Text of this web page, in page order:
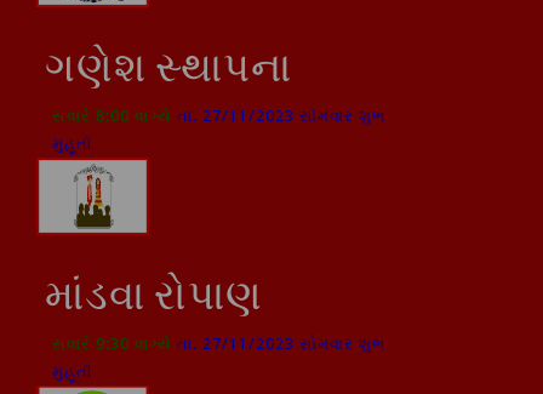
ગણેશ સ્થાપના
સવારે 8:00 વાગ્યે તા. 27/11/2023 સોમવાર શુભ
મુહૂતૉ
માંડવા રોપાણ
સવારે 9:30 વાગ્યે તા. 27/11/2023 સોમવાર શુભ
મુહૂતૉ